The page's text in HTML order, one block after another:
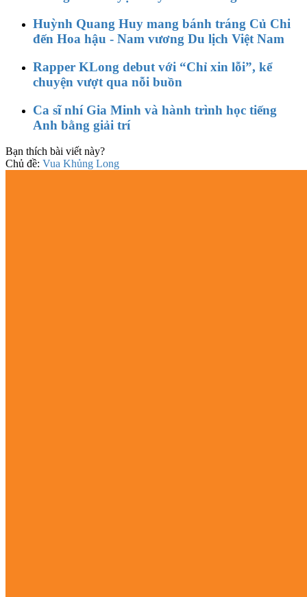
Huỳnh Quang Huy mang bánh tráng Củ Chi
đến Hoa hậu - Nam vương Du lịch Việt Nam
Rapper KLong debut với “Chỉ xin lỗi”, kể
chuyện vượt qua nỗi buồn
Ca sĩ nhí Gia Minh và hành trình học tiếng
Anh bằng giải trí
Bạn thích bài viết này?
Chủ đề: Vua Khủng Long